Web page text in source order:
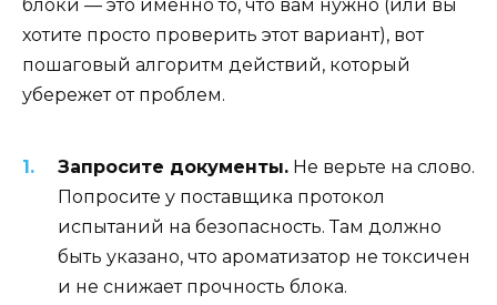
блоки — это именно то, что вам нужно (или вы
хотите просто проверить этот вариант), вот
пошаговый алгоритм действий, который
убережет от проблем.
Запросите документы. Не верьте на слово.
Попросите у поставщика протокол
испытаний на безопасность. Там должно
быть указано, что ароматизатор не токсичен
и не снижает прочность блока.